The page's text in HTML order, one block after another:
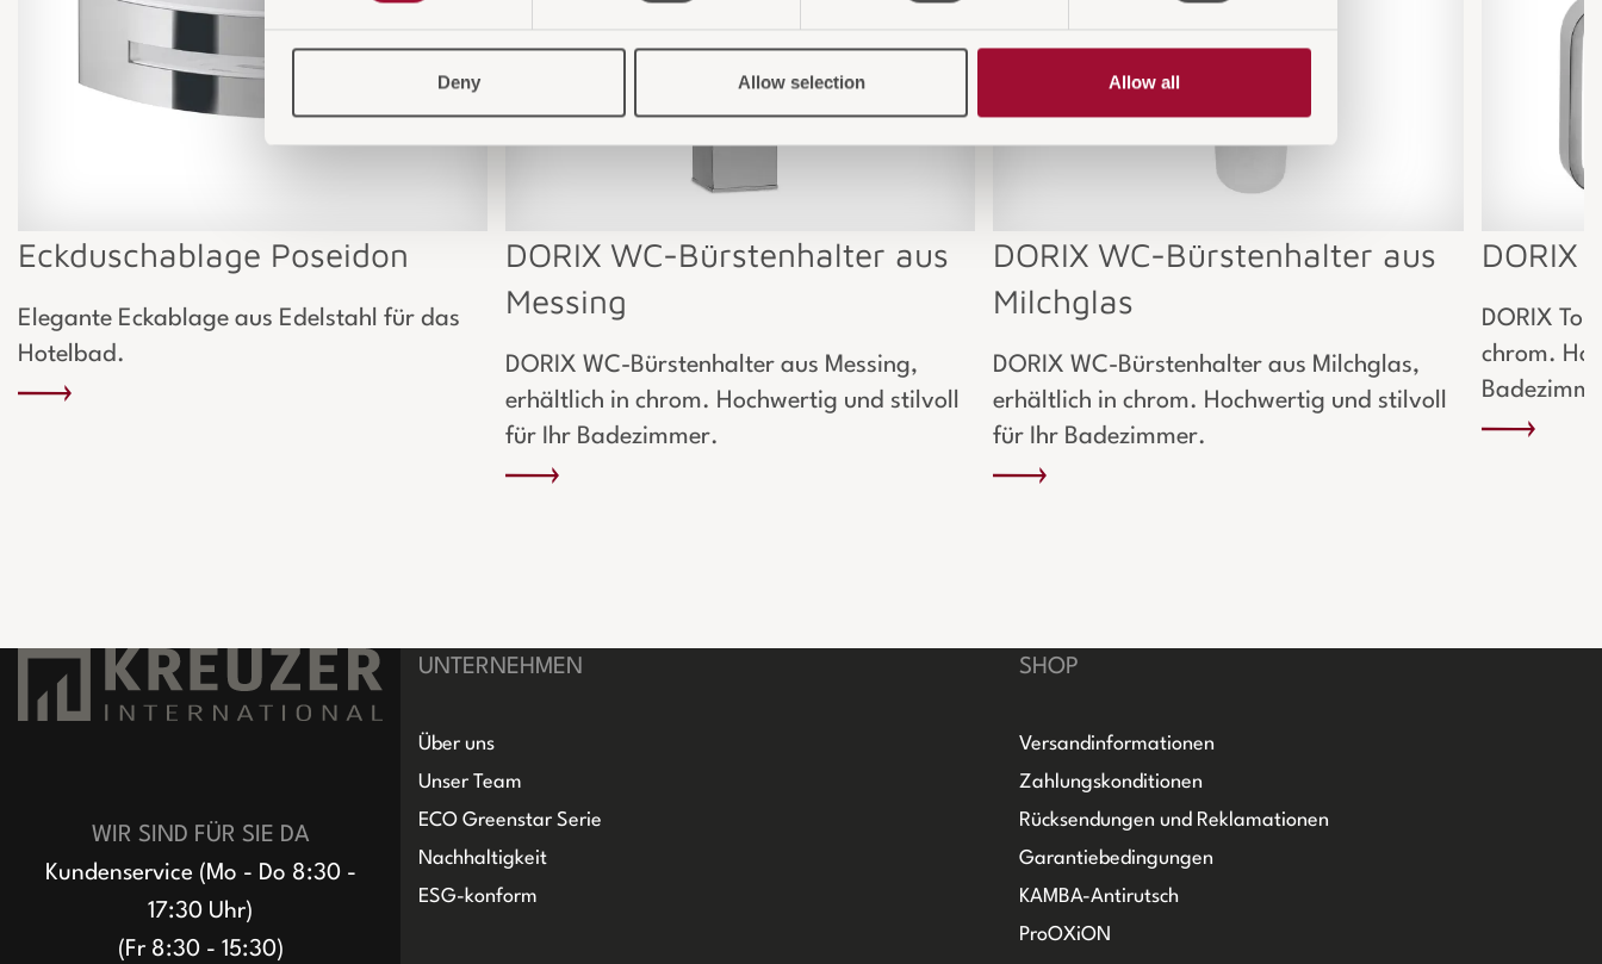
Deny Allow selection Allow all
Eckduschablage Poseidon
Elegante Eckablage aus Edelstahl für das
Hotelbad.
DORIX WC-Bürstenhalter aus
Messing
DORIX WC-Bürstenhalter aus Messing,
erhältlich in chrom. Hochwertig und stilvoll
für Ihr Badezimmer.
DORIX WC-Bürstenhalter aus
Milchglas
DORIX WC-Bürstenhalter aus Milchglas,
erhältlich in chrom. Hochwertig und stilvoll
für Ihr Badezimmer.
DORIX
DORIX
chrom.
WIR SIND FÜR SIE DA
Kundenservice (Mo - Do 8:30 -
17:30 Uhr)
(Fr 8:30 - 15:30)
UNTERNEHMEN
Über uns
Unser Team
ECO Greenstar Serie
Nachhaltigkeit
ESG-konform
SHOP
Versandinformationen
Zahlungskonditionen
Rücksendungen und Reklamationen
Garantiebedingungen
KAMBA-Antirutsch
ProOXiON